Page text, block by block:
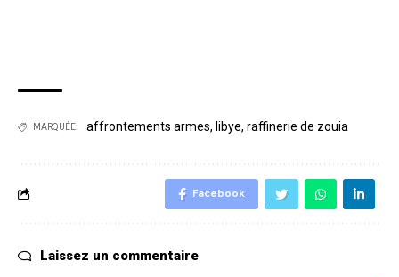
MARQUÉE: affrontements armes, libye, raffinerie de zouia
Facebook
Laissez un commentaire